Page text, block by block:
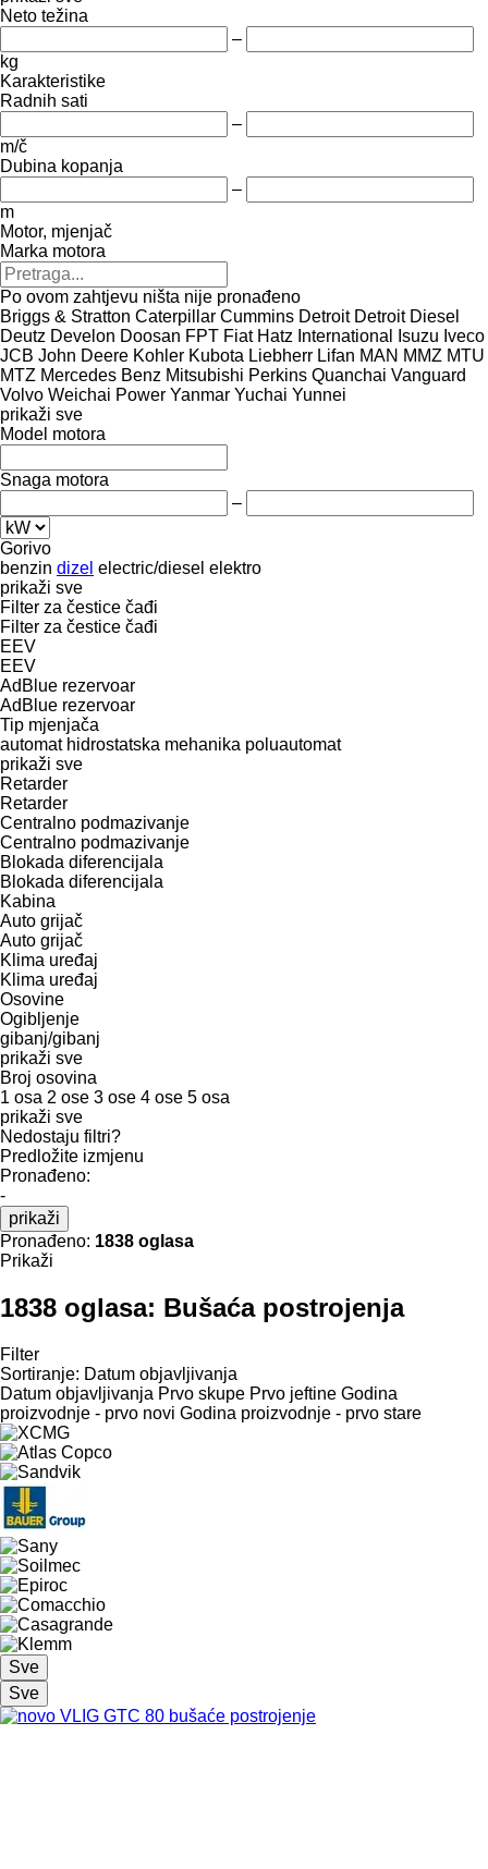
Neto težina
–
kg
Karakteristike
Radnih sati
–
m/č
Dubina kopanja
–
m
Motor, mjenjač
Marka motora
Po ovom zahtjevu ništa nije pronađeno
Briggs & Stratton Caterpillar Cummins Detroit Detroit Diesel
Deutz Develon Doosan FPT Fiat Hatz International Isuzu Iveco
JCB John Deere Kohler Kubota Liebherr Lifan MAN MMZ MTU
MTZ Mercedes Benz Mitsubishi Perkins Quanchai Vanguard
Volvo Weichai Power Yanmar Yuchai Yunnei
prikaži sve
Model motora
Snaga motora
–
Gorivo
benzin dizel electric/diesel elektro
prikaži sve
Filter za čestice čađi
Filter za čestice čađi
EEV
EEV
AdBlue rezervoar
AdBlue rezervoar
Tip mјenjača
automat hidrostatska mehanika poluautomat
prikaži sve
Retarder
Retarder
Centralno podmazivanje
Centralno podmazivanje
Blokada diferencijala
Blokada diferencijala
Kabina
Auto grijač
Auto grijač
Klima uređaj
Klima uređaj
Osovine
Ogibljenje
gibanj/gibanj
prikaži sve
Broj osovina
1 osa 2 ose 3 ose 4 ose 5 osa
prikaži sve
Nedostaju filtri?
Predložite izmjenu
Pronađeno:
-
prikaži
Pronađeno: 1838 oglasa
Prikaži
1838 oglasa: Bušaća postrojenja
Filter
Sortiranje: Datum objavljivanja
Datum objavljivanja Prvo skupe Prvo jeftine Godina
proizvodnje - prvo novi Godina proizvodnje - prvo stare
Sve
Sve